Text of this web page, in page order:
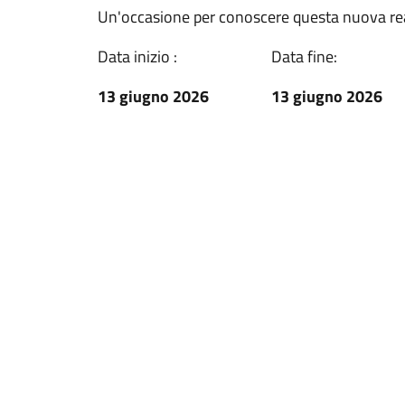
Un'occasione per conoscere questa nuova
Data inizio :
13 giugno 2026
Data fine:
13 giugno 2026